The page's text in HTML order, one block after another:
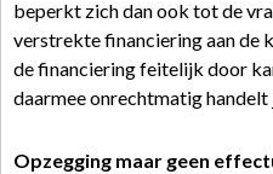
beperkt zich dan ook tot de
verstrekte financiering aan de
de financiering feitelijk door
daarmee onrechtmatig handelt
Opzegging maar geen